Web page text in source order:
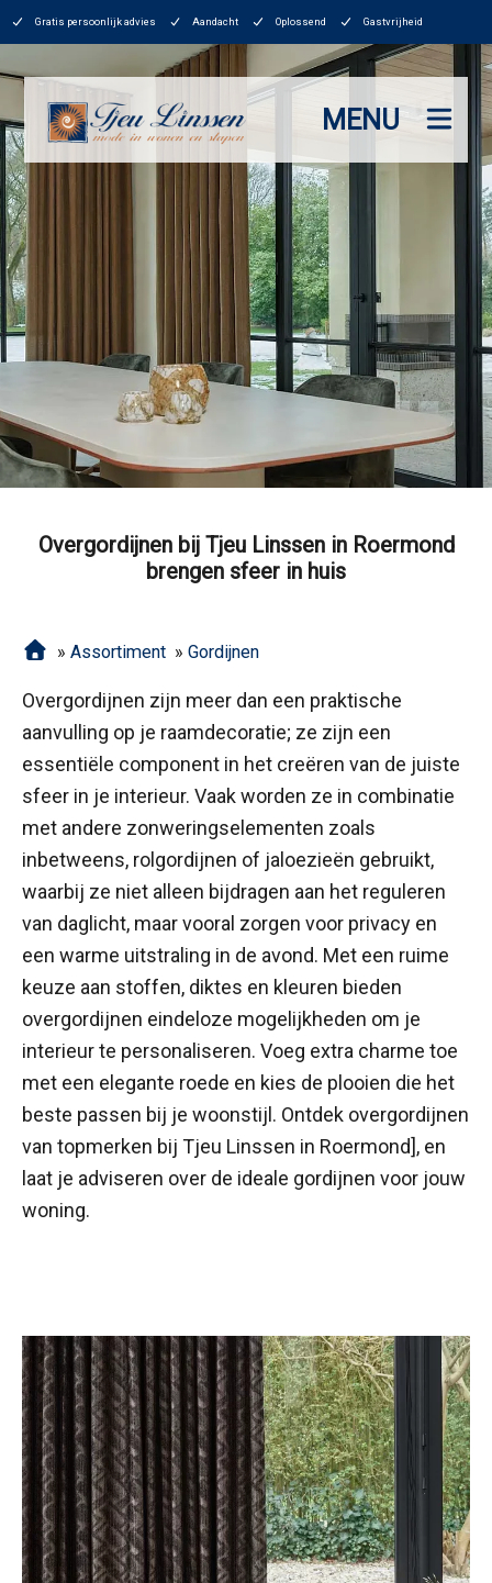
Gratis persoonlijk advies Aandacht Oplossend Gastvrijheid
MENU
Overgordijnen bij Tjeu Linssen in Roermond
brengen sfeer in huis
»Assortiment »Gordijnen
Overgordijnen zijn meer dan een praktische
aanvulling op je raamdecoratie; ze zijn een
essentiële component in het creëren van de juiste
sfeer in je interieur. Vaak worden ze in combinatie
met andere zonweringselementen zoals
inbetweens, rolgordijnen of jaloezieën gebruikt,
waarbij ze niet alleen bijdragen aan het reguleren
van daglicht, maar vooral zorgen voor privacy en
een warme uitstraling in de avond. Met een ruime
keuze aan stoffen, diktes en kleuren bieden
overgordijnen eindeloze mogelijkheden om je
interieur te personaliseren. Voeg extra charme toe
met een elegante roede en kies de plooien die het
beste passen bij je woonstijl. Ontdek overgordijnen
van topmerken bij Tjeu Linssen in Roermond], en
laat je adviseren over de ideale gordijnen voor jouw
woning.